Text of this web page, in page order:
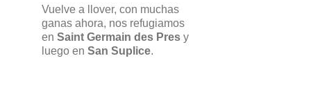
Vuelve a llover, con muchas
ganas ahora, nos refugiamos
en Saint Germain des Pres y
luego en San Suplice.